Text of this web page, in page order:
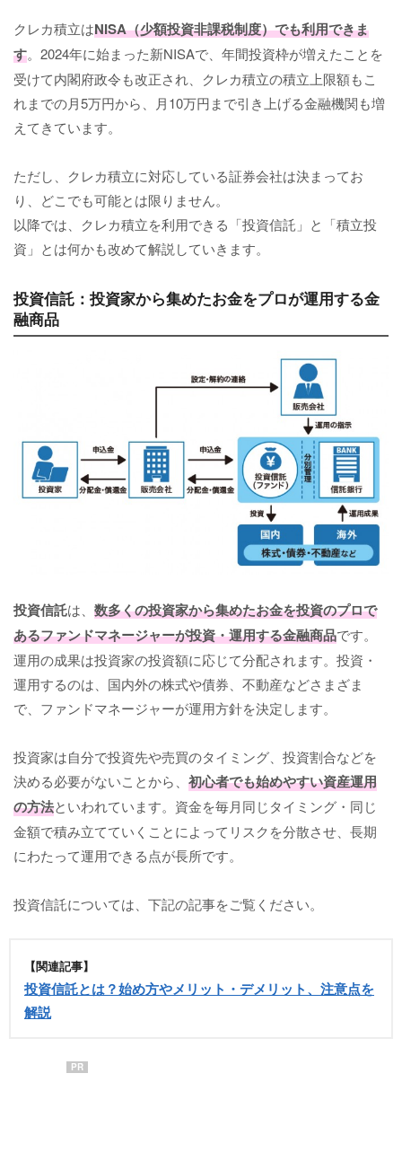
クレカ積立はNISA（少額投資非課税制度）でも利用できま
す。2024年に始まった新NISAで、年間投資枠が増えたことを
受けて内閣府政令も改正され、クレカ積立の積立上限額もこ
れまでの月5万円から、月10万円まで引き上げる金融機関も増
えてきています。
ただし、クレカ積立に対応している証券会社は決まってお
り、どこでも可能とは限りません。
以降では、クレカ積立を利用できる「投資信託」と「積立投
資」とは何かも改めて解説していきます。
投資信託：投資家から集めたお金をプロが運用する金
融商品
投資信託は、 数多くの投資家から集めたお金を投資のプロで
あるファンドマネージャーが投資・運用する金融商品です。
運用の成果は投資家の投資額に応じて分配されます。投資・
運用するのは、国内外の株式や債券、不動産などさまざま
で、ファンドマネージャーが運用方針を決定します。
投資家は自分で投資先や売買のタイミング、投資割合などを
決める必要がないことから、 初心者でも始めやすい資産運用
の方法といわれています。資金を毎月同じタイミング・同じ
金額で積み立てていくことによってリスクを分散させ、長期
にわたって運用できる点が長所です。
投資信託については、下記の記事をご覧ください。
【関連記事】
投資信託とは？始め方やメリット・デメリット、注意点を
解説
PR